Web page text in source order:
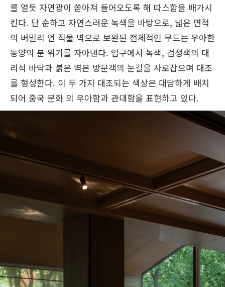
를 열듯 자연광이 쏟아져 들어오도록 해 따스함을 배가시
킨다. 단 순하고 자연스러운 녹색을 바탕으로, 넓은 면적
의 버밀리 언 직물 벽으로 보완된 전체적인 무드는 우아한
동양의 분 위기를 자아낸다. 입구에서 녹색, 검정색의 대
리석 바닥과 붉은 벽은 방문객의 눈길을 사로잡으며 대조
를 형성한다. 이 두 가지 대조되는 색상은 대담하게 배치
되어 중국 문화 의 우아함과 관대함을 표현하고 있다.